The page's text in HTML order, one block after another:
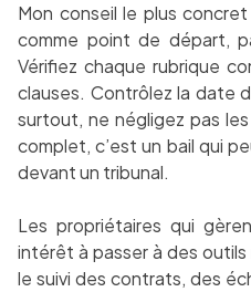
Mon conseil le plus
comme point de départ,
Vérifiez chaque rubrique
clauses. Contrôlez la date
surtout, ne négligez pas
complet, c’est un bail qui
devant un tribunal.
Les propriétaires qui
intérêt à passer à des
le suivi des contrats, des